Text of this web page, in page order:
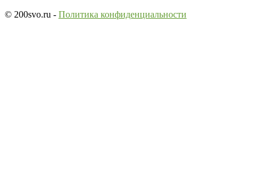
© 200svo.ru - Политика конфиденциальности